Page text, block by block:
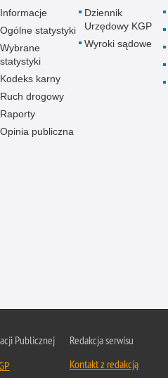
Informacje
Ogólne statystyki
Wybrane
statystyki
Kodeks karny
Ruch drogowy
Raporty
Opinia publiczna
Dziennik
Urzędowy KGP
Wyroki sądowe
Publicznej
Redakcja serwisu
Kontakt z redakcją